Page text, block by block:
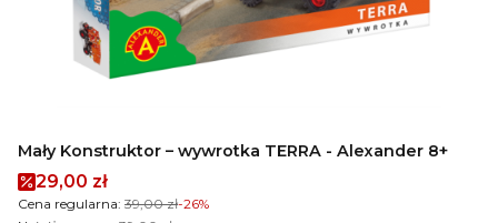
Mały Konstruktor – wywrotka TERRA - Alexander 8+
Cena promocyjna
29,00 zł
Cena regularna: 39,00 zł-26%